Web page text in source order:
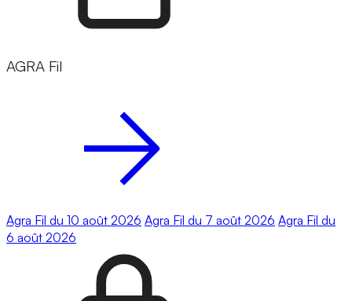
AGRA Fil
Agra Fil du 10 août 2026 Agra Fil du 7 août 2026 Agra Fil du
6 août 2026